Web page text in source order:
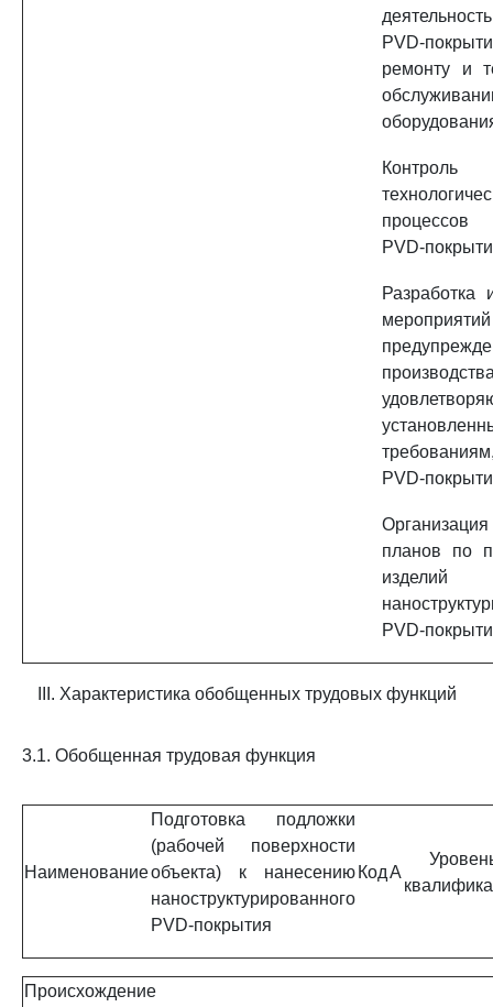
PVD-
ремонту и
Контроль
процессов
PVD-
Разработка
PVD-
планов по
PVD-
III. Характеристика обобщенных трудовых функций
3.1. Обобщенная трудовая функция
Наименование
Подготовка подложки
(рабочей поверхности
объекта) к нанесению
наноструктурированного
PVD-покрытия
КодA
Происхождение